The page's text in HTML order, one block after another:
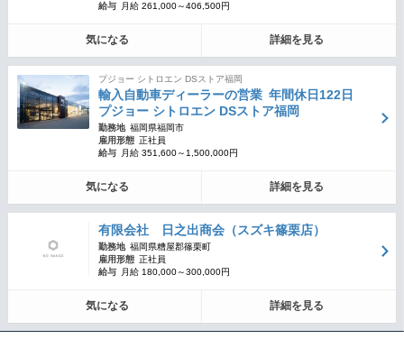
給与
月給 261,000～406,500円
気になる 詳細を見る
プジョー シトロエン DSストア福岡
輸入自動車ディーラーの営業 年間休日122日
プジョー シトロエン DSストア福岡
勤務地 福岡県福岡市
雇用形態 正社員
給与
月給 351,600～1,500,000円
気になる 詳細を見る
有限会社 日之出商会（スズキ篠栗店）
勤務地 福岡県糟屋郡篠栗町
雇用形態 正社員
給与
月給 180,000～300,000円
気になる 詳細を見る